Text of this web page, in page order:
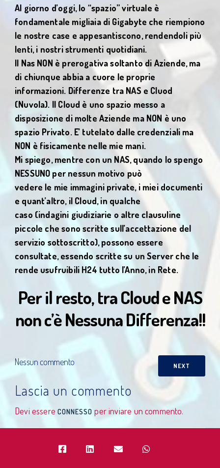
Al giorno d’oggi, lo “spazio” virtuale è
fondamentale migliaia di Gigabyte che riempiono
le nostre case e appesantiscono, rendendoli più
lenti, i nostri strumenti quotidiani.
Il Nas NON è prerogativa soltanto di Aziende, ma
di chiunque abbia a cuore le proprie
informazioni. Differenze tra NAS e Cluod
(Nuvola). Il Cloud è uno spazio messo a
disposizione di molte Aziende ma NON è uno
spazio Privato. E’ tutelato dalle credenziali ma
NON è fisicamente nelle mie mani.
Mi spiego, mentre con un NAS, quando lo spengo
NESSUNO per nessun motivo può
vedere le mie immagini private, i miei documenti
e quant’altro, il Cloud, in qualche
caso (indagini giudiziarie o altre clausuline
piccole che sono scritte sull’accettazione del
servizio sottoscritto), possono essere
consultate, essendo scritte su un Server che le
rende usufruibili H24 tutto l’Anno, in Rete.
Per il resto, tra Cloud e NAS
non c’è Nessuna Differenza!!
NEXT
Nessun commento
Lascia un commento
Devi essereCONNESSO per inviare un commento.